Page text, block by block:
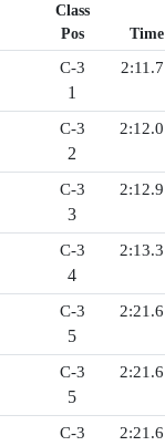
Class
Pos
Time
C-3
1
2:11.7
C-3
2
2:12.0
C-3
3
2:12.9
C-3
4
2:13.3
C-3
5
2:21.6
C-3
5
2:21.6
C-3 2:21.6